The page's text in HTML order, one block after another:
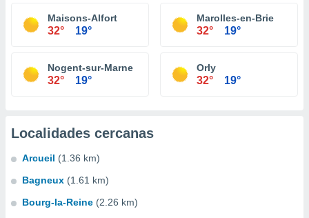
Maisons-Alfort
32° 19°
Marolles-en-Brie
32° 19°
Nogent-sur-Marne
32° 19°
Orly
32° 19°
Localidades cercanas
Arcueil (1.36 km)
Bagneux (1.61 km)
Bourg-la-Reine (2.26 km)